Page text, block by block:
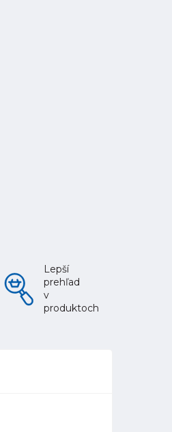
Lepší
prehľad
v
produktoch